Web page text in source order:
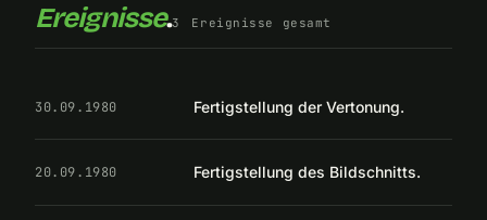
Ereignisse.3 Ereignisse gesamt
30.09.1980 Fertigstellung der Vertonung.
20.09.1980 Fertigstellung des Bildschnitts.